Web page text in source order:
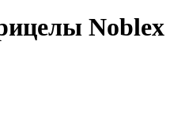
Noblex